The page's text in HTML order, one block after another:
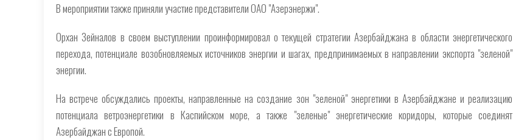
В мероприятии также приняли участие представители ОАО "Азерэнержи".
Орхан Зейналов в своем выступлении проинформировал о текущей стратегии Азербайджана в области энергетического
перехода, потенциале возобновляемых источников энергии и шагах, предпринимаемых в направлении экспорта "зеленой"
энергии.
На встрече обсуждались проекты, направленные на создание зон "зеленой" энергетики в Азербайджане и реализацию
потенциала ветроэнергетики в Каспийском море, а также "зеленые" энергетические коридоры, которые соединят
Азербайджан с Европой.